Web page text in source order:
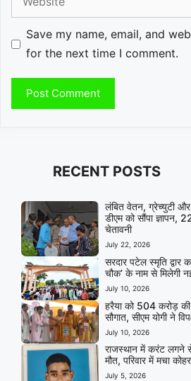
Save my name, email, and
for the next time I comment.
RECENT POSTS
लंबित वेतन, ग्रेच्युटी
डीएम को सौंपा
चेतावनी
July 22, 2026
सरदार पटेल स्मृति द्वार
चौक’ के नाम से मिलेगी
July 10, 2026
हरैया को 504 करोड़
सौगात, सीएम योगी ने
July 10, 2026
राजस्थान में करंट लगने
मौत, परिवार में मचा
July 5, 2026